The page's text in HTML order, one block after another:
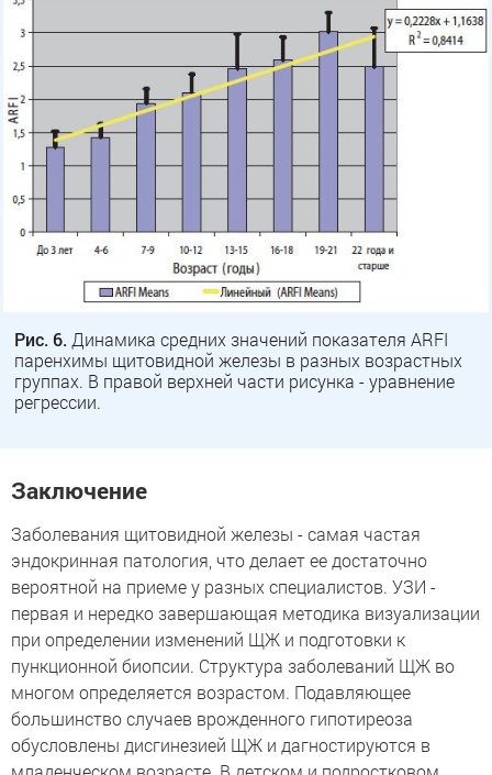
Рис. 6. Динамика средних значений показателя ARFI
паренхимы щитовидной железы в разных возрастных
группах. В правой верхней части рисунка - уравнение
регрессии.
Заключение
Заболевания щитовидной железы - самая частая
эндокринная патология, что делает ее достаточно
вероятной на приеме у разных специалистов. УЗИ -
первая и нередко завершающая методика визуализации
при определении изменений ЩЖ и подготовки к
пункционной биопсии. Структура заболеваний ЩЖ во
многом определяется возрастом. Подавляющее
большинство случаев врожденного гипотиреоза
обусловлены дисгинезией ЩЖ и дагностируются в